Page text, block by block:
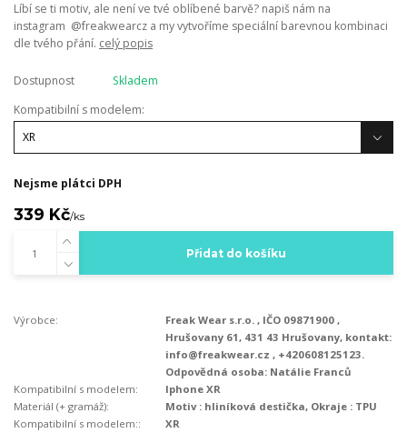
Líbí se ti motiv, ale není ve tvé oblíbené barvě? napiš nám na
instagram @freakwearcz a my vytvoříme speciální barevnou kombinaci
dle tvého přání. celý popis
Dostupnost
Skladem
Kompatibilní s modelem:
Nejsme plátci DPH
339 Kč/ks
Přidat do košíku
Výrobce:
Freak Wear s.r.o. , IČO 09871900 ,
Hrušovany 61, 431 43 Hrušovany, kontakt:
info@freakwear.cz , +420608125123.
Odpovědná osoba: Natálie Franců
Kompatibilní s modelem:
Iphone XR
Materiál (+ gramáž):
Motiv : hliníková destička, Okraje : TPU
Kompatibilní s modelem::
XR